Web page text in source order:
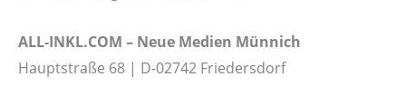
ALL-INKL.COM – Neue Medien Münnich
Hauptstraße 68 | D-02742 Friedersdorf